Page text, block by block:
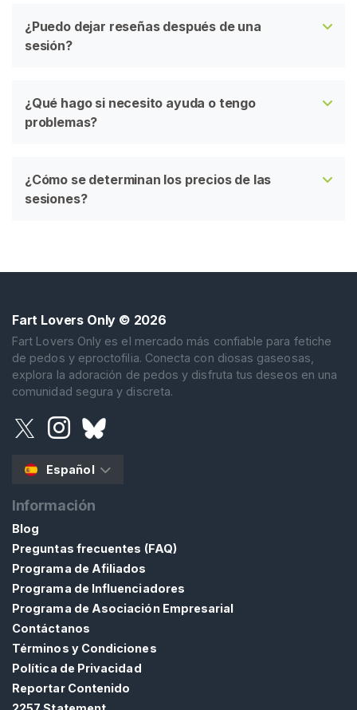
¿Puedo dejar reseñas después de una
sesión?
¿Qué hago si necesito ayuda o tengo
problemas?
¿Cómo se determinan los precios de las
sesiones?
Fart Lovers Only © 2026
Fart Lovers Only es el mercado más confiable para fetiche
de pedos y eproctofilia. Conecta con diosas gaseosas,
explora la adoración de pedos y disfruta tus deseos en una
comunidad segura y discreta.
Español
Información
Blog
Preguntas frecuentes (FAQ)
Programa de Afiliados
Programa de Influenciadores
Programa de Asociación Empresarial
Contáctanos
Términos y Condiciones
Política de Privacidad
Reportar Contenido